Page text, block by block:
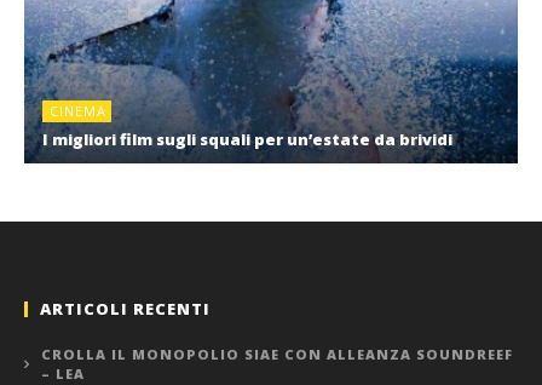
CINEMA
I migliori film sugli squali per un’estate da brividi
ARTICOLI RECENTI
CROLLA IL MONOPOLIO SIAE CON ALLEANZA SOUNDREEF
– LEA